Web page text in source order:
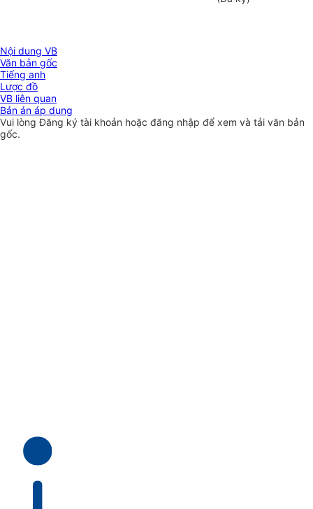
Nội dung VB
Văn bản gốc
Tiếng anh
Lược đồ
VB liên quan
Bản án áp dụng
Vui lòngĐăng ký tài khoản hoặc đăng nhập để xem và tải văn bản
gốc.